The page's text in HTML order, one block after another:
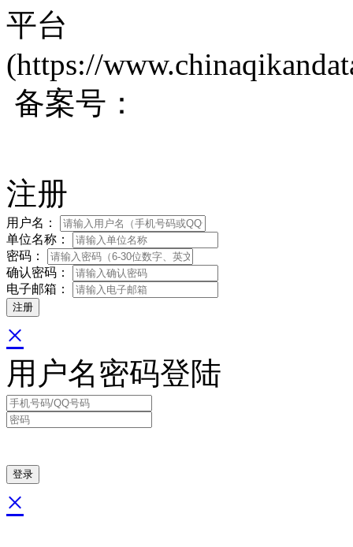
平台
(https://
备案号：
注册
用户名：
单位名称：
密码：
确认密码：
电子邮箱：
×
用户名密码登陆
×